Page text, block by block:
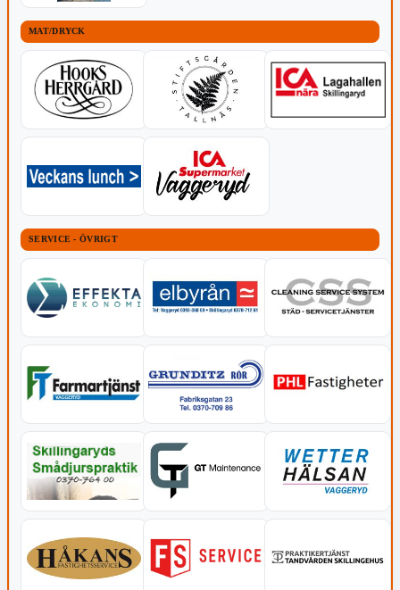
MAT/DRYCK
SERVICE - ÖVRIGT